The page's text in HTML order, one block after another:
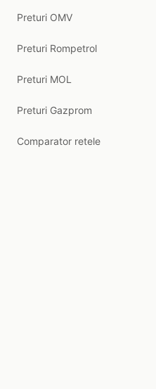
Preturi OMV
Preturi Rompetrol
Preturi MOL
Preturi Gazprom
Comparator retele